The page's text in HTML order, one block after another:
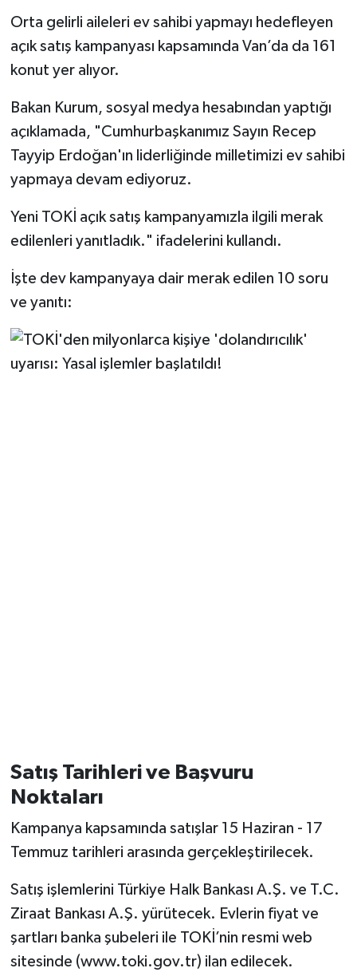
Orta gelirli aileleri ev sahibi yapmayı hedefleyen
açık satış kampanyası kapsamında Van’da da 161
konut yer alıyor.
Bakan Kurum, sosyal medya hesabından yaptığı
açıklamada, "Cumhurbaşkanımız Sayın Recep
Tayyip Erdoğan'ın liderliğinde milletimizi ev sahibi
yapmaya devam ediyoruz.
Yeni TOKİ açık satış kampanyamızla ilgili merak
edilenleri yanıtladık." ifadelerini kullandı.
İşte dev kampanyaya dair merak edilen 10 soru
ve yanıtı:
Satış Tarihleri ve Başvuru
Noktaları
Kampanya kapsamında satışlar 15 Haziran - 17
Temmuz tarihleri arasında gerçekleştirilecek.
Satış işlemlerini Türkiye Halk Bankası A.Ş. ve T.C.
Ziraat Bankası A.Ş. yürütecek. Evlerin fiyat ve
şartları banka şubeleri ile TOKİ’nin resmi web
sitesinde (www.toki.gov.tr) ilan edilecek.